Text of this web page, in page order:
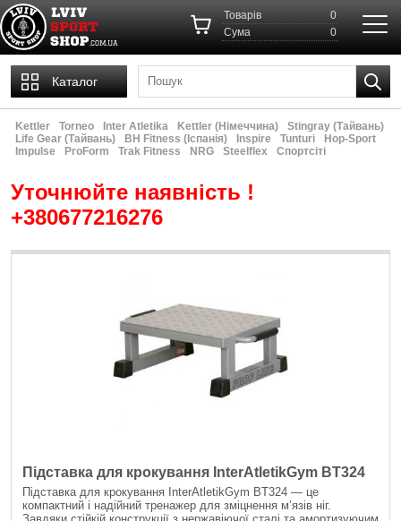
Товарів
0
Cума
0
Каталог
Kettler Torneo Inter Atletika Kettler (Німеччина)
Stingray (Тайвань)
Life Gear (Тайвань)
ВН Fitness (Іспанія) Inspire Tunturi
Hop-Sport
Impulse
ProForm Trak Fitness NRG Steelflex Спортсіті
Уточнюйте наявність !
+380677216276
Підставка для крокування InterAtletikGym BT324
Підставка для крокування InterAtletikGym BT324 — це
компактний і надійний тренажер для зміцнення м’язів ніг.